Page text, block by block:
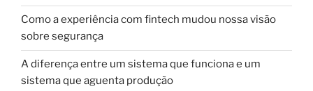
Como a experiência com fintech mudou nossa visão
sobre segurança
A diferença entre um sistema que funciona e um
sistema que aguenta produção